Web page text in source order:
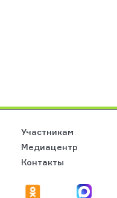
Участникам
Медиацентр
Контакты